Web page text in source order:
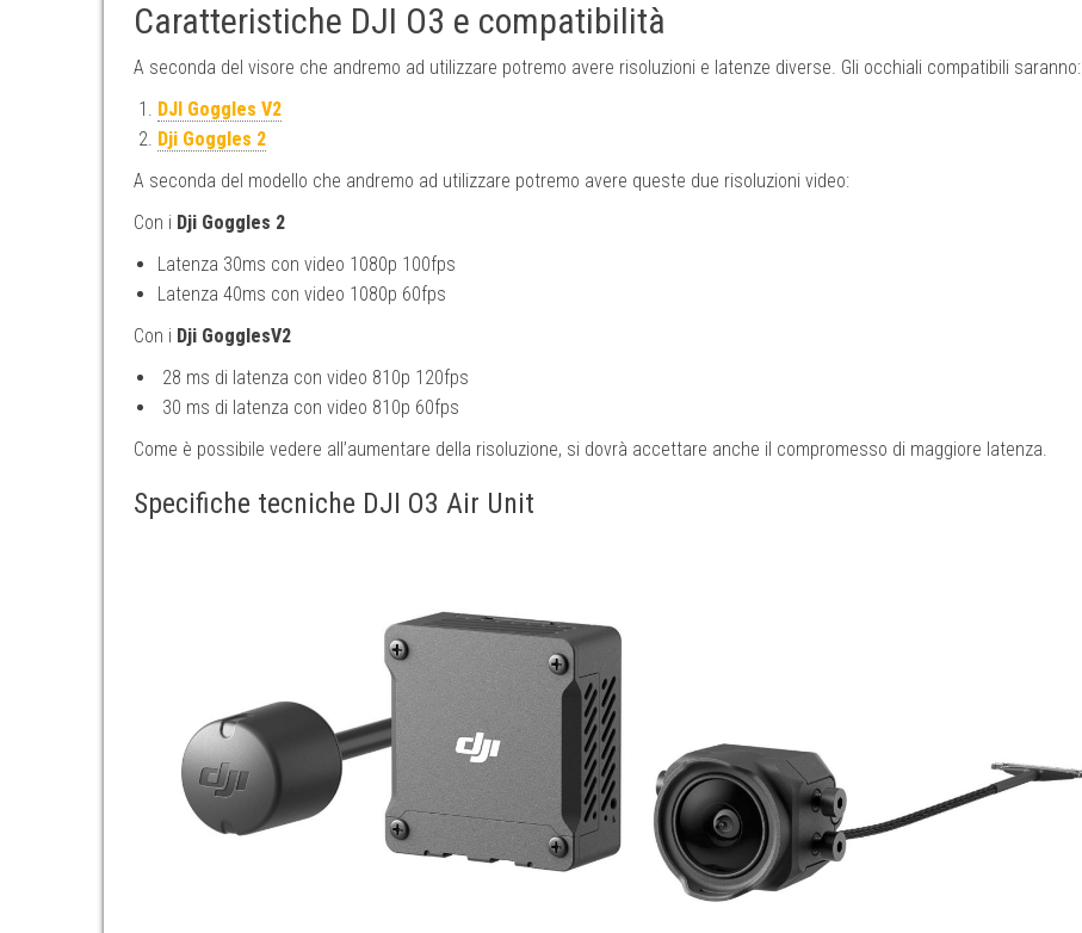
Caratteristiche DJI O3 e compatibilità
A seconda del visore che andremo ad utilizzare potremo avere risoluzioni e latenze diverse. Gli occhiali compatibili saranno:
DJI Goggles V2
Dji Goggles 2
A seconda del modello che andremo ad utilizzare potremo avere queste due risoluzioni video:
Con i Dji Goggles 2
Latenza 30ms con video 1080p 100fps
Latenza 40ms con video 1080p 60fps
Con i Dji GogglesV2
28 ms di latenza con video 810p 120fps
30 ms di latenza con video 810p 60fps
Come è possibile vedere all’aumentare della risoluzione, si dovrà accettare anche il compromesso di maggiore latenza.
Specifiche tecniche DJI O3 Air Unit